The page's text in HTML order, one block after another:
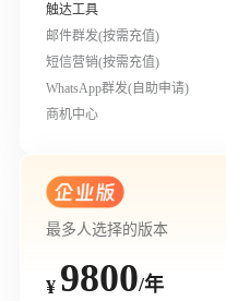
触达工具
邮件群发(按需充值)
短信营销(按需充值)
WhatsApp群发(自助申请)
商机中心
最多人选择的版本
¥ 9800/年